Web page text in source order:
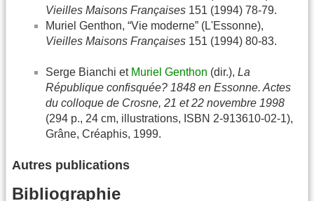
Vieilles Maisons Françaises 151 (1994) 78-79.
Muriel Genthon, “Vie moderne” (L'Essonne),
Vieilles Maisons Françaises 151 (1994) 80-83.
Serge Bianchi et Muriel Genthon (dir.), La
République confisquée? 1848 en Essonne. Actes
du colloque de Crosne, 21 et 22 novembre 1998
(294 p., 24 cm, illustrations, ISBN 2-913610-02-1),
Grâne, Créaphis, 1999.
Autres publications
Bibliographie